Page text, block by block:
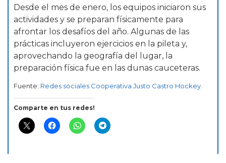
Desde el mes de enero, los equipos iniciaron sus
actividades y se preparan físicamente para
afrontar los desafíos del año. Algunas de las
prácticas incluyeron ejercicios en la pileta y,
aprovechando la geografía del lugar, la
preparación física fue en las dunas cauceteras.
Fuente: Redes sociales Cooperativa Justo Castro Hockey
Comparte en tus redes!